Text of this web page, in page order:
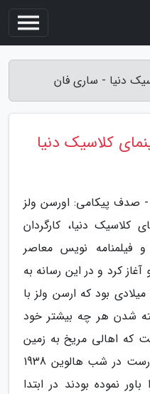
دنیا - ساری فان
کلاسیک دنیا
- صدف پیکامی: اورسن ولز
کلاسیک دنیا، کارگردان
و فیلمنامه نویس معاصر
آغاز کرد و در این رسانه به
معروفیت رسید. اواسط دهه 30 میلادی بود که ارسن ولز با
شدن هر چه بیشتر خود
که اهالی مریخ به زمین
حمله نموده اند. او این کار را درست در شب هالوین 1938
نموده بودند در ابتدا